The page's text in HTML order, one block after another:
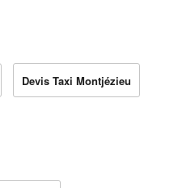
Devis Taxi Montjézieu